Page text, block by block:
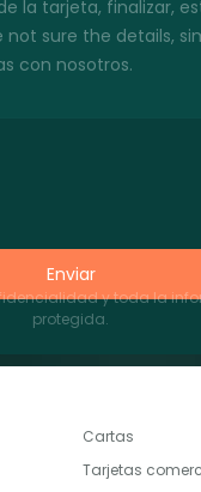
Enviar
y toda la
protegida.
Cartas
Tarjetas